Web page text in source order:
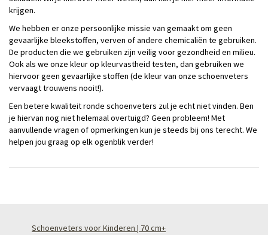
krijgen.
We hebben er onze persoonlijke missie van gemaakt om geen
gevaarlijke bleekstoffen, verven of andere chemicaliën te gebruiken.
De producten die we gebruiken zijn veilig voor gezondheid en milieu.
Ook als we onze kleur op kleurvastheid testen, dan gebruiken we
hiervoor geen gevaarlijke stoffen (de kleur van onze schoenveters
vervaagt trouwens nooit!).
Een betere kwaliteit ronde schoenveters zul je echt niet vinden. Ben
je hiervan nog niet helemaal overtuigd? Geen probleem! Met
aanvullende vragen of opmerkingen kun je steeds bij ons terecht. We
helpen jou graag op elk ogenblik verder!
Schoenveters voor Kinderen | 70 cm+